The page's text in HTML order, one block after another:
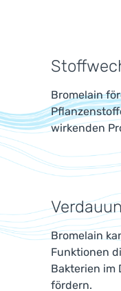
Bromelain
wirkenden
Bromelain
Funktionen
Bakterien im
fördern.